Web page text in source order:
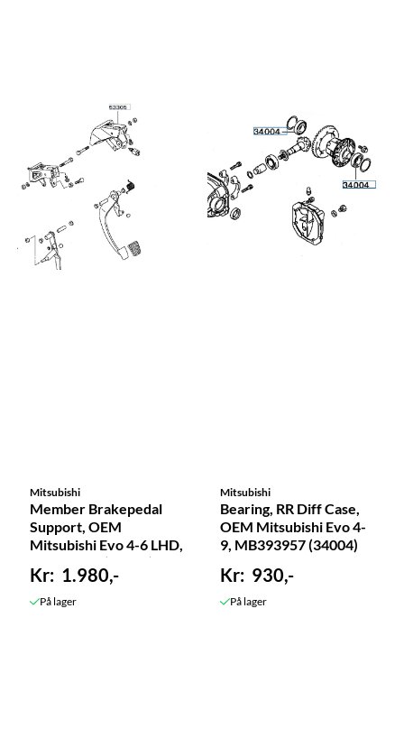
Mitsubishi
Member Brakepedal
Support, OEM
Mitsubishi Evo 4-6 LHD,
MR235065 (53305)
1.980,-
På lager
Mitsubishi
Bearing, RR Diff Case,
OEM Mitsubishi Evo 4-
9, MB393957 (34004)
930,-
På lager